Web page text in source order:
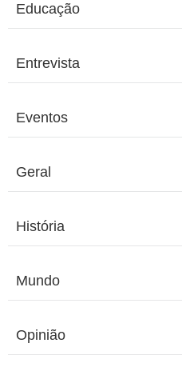
Educação
Entrevista
Eventos
Geral
História
Mundo
Opinião